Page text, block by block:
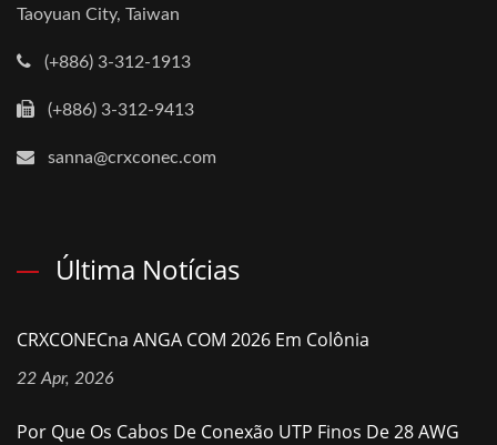
Taoyuan City, Taiwan
(+886) 3-312-1913
(+886) 3-312-9413
sanna@crxconec.com
Última Notícias
CRXCONECna ANGA COM 2026 Em Colônia
22 Apr, 2026
Por Que Os Cabos De Conexão UTP Finos De 28 AWG